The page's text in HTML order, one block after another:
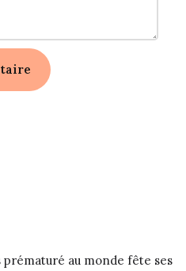
prématuré au monde fête ses